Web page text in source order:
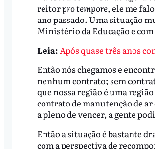
reitorpro tempore, ele me
ano passado. Uma situação
Ministério da Educação e
Leia: Após quase três anos
Então nós chegamos e
nenhum contrato; sem
que nossa região é uma
contrato de manutenção de
a pleno de vencer, a gente
Então a situação é bastante
com a perspectiva de